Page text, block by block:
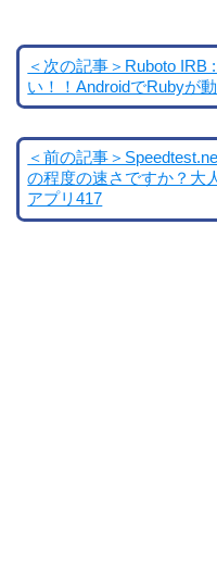
＜次の記事＞Ruboto
い！！AndroidでRubyが
＜前の記事＞
の程度の速さですか？大
アプリ417